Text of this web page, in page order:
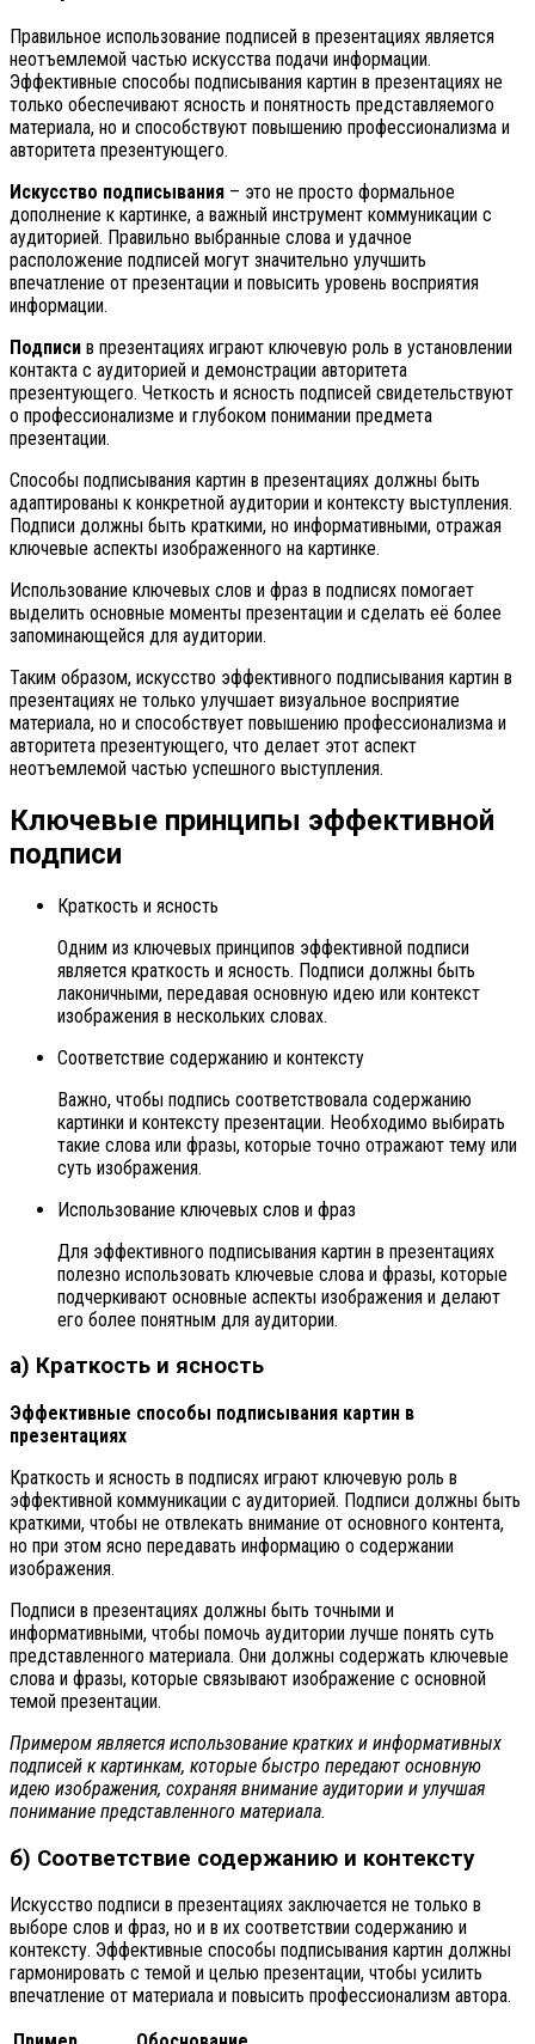
Правильное использование подписей в презентациях является
неотъемлемой частью искусства подачи информации.
Эффективные способы подписывания картин в презентациях не
только обеспечивают ясность и понятность представляемого
материала, но и способствуют повышению профессионализма и
авторитета презентующего.
Искусство подписывания – это не просто формальное
дополнение к картинке, а важный инструмент коммуникации с
аудиторией. Правильно выбранные слова и удачное
расположение подписей могут значительно улучшить
впечатление от презентации и повысить уровень восприятия
информации.
Подписи в презентациях играют ключевую роль в установлении
контакта с аудиторией и демонстрации авторитета
презентующего. Четкость и ясность подписей свидетельствуют
о профессионализме и глубоком понимании предмета
презентации.
Способы подписывания картин в презентациях должны быть
адаптированы к конкретной аудитории и контексту выступления.
Подписи должны быть краткими, но информативными, отражая
ключевые аспекты изображенного на картинке.
Использование ключевых слов и фраз в подписях помогает
выделить основные моменты презентации и сделать её более
запоминающейся для аудитории.
Таким образом, искусство эффективного подписывания картин в
презентациях не только улучшает визуальное восприятие
материала, но и способствует повышению профессионализма и
авторитета презентующего, что делает этот аспект
неотъемлемой частью успешного выступления.
Ключевые принципы эффективной
подписи
Краткость и ясность
Одним из ключевых принципов эффективной подписи
является краткость и ясность. Подписи должны быть
лаконичными, передавая основную идею или контекст
изображения в нескольких словах.
Соответствие содержанию и контексту
Важно, чтобы подпись соответствовала содержанию
картинки и контексту презентации. Необходимо выбирать
такие слова или фразы, которые точно отражают тему или
суть изображения.
Использование ключевых слов и фраз
Для эффективного подписывания картин в презентациях
полезно использовать ключевые слова и фразы, которые
подчеркивают основные аспекты изображения и делают
его более понятным для аудитории.
а) Краткость и ясность
Эффективные способы подписывания картин в
презентациях
Краткость и ясность в подписях играют ключевую роль в
эффективной коммуникации с аудиторией. Подписи должны быть
краткими, чтобы не отвлекать внимание от основного контента,
но при этом ясно передавать информацию о содержании
изображения.
Подписи в презентациях должны быть точными и
информативными, чтобы помочь аудитории лучше понять суть
представленного материала. Они должны содержать ключевые
слова и фразы, которые связывают изображение с основной
темой презентации.
Примером является использование кратких и информативных
подписей к картинкам, которые быстро передают основную
идею изображения, сохраняя внимание аудитории и улучшая
понимание представленного материала.
б) Соответствие содержанию и контексту
Искусство подписи в презентациях заключается не только в
выборе слов и фраз, но и в их соответствии содержанию и
контексту. Эффективные способы подписывания картин должны
гармонировать с темой и целью презентации, чтобы усилить
впечатление от материала и повысить профессионализм автора.